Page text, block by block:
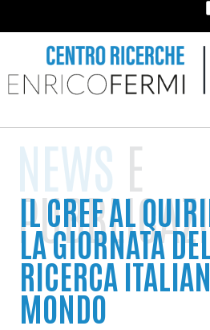
NEWS E
IL CREF AL
LA GIORNATA
RICERCA
MONDO